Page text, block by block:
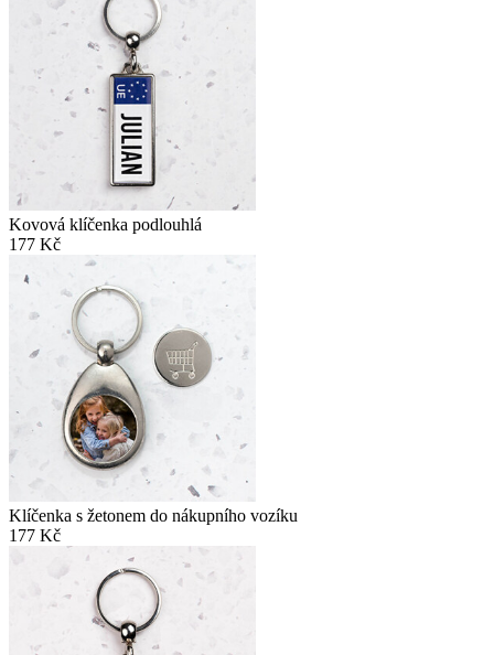
Kovová klíčenka podlouhlá
177 Kč
Klíčenka s žetonem do nákupního vozíku
177 Kč